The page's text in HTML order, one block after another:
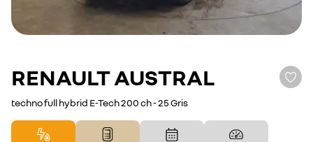
RENAULTAUSTRAL
techno full hybrid E-Tech 200 ch - 25 Gris